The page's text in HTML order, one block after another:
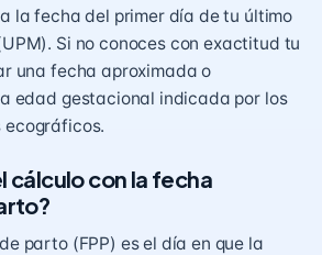
la fecha del primer día de tu último
Si no conoces con exactitud tu
una fecha aproximada o
edad gestacional indicada por los
ecográficos.
cálculo con la fecha
parto (FPP) es el día en que la